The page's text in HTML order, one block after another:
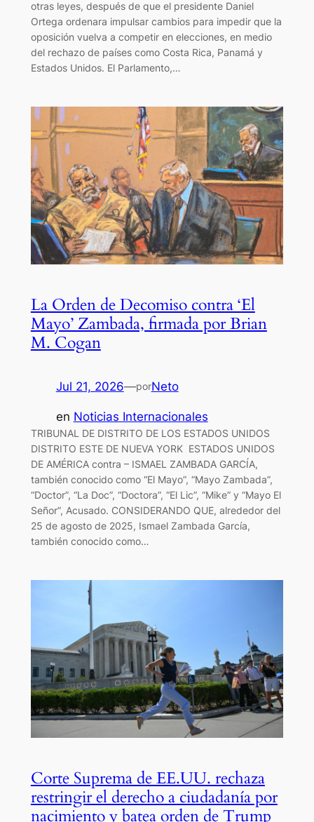
otras leyes, después de que el presidente Daniel
Ortega ordenara impulsar cambios para impedir que la
oposición vuelva a competir en elecciones, en medio
del rechazo de países como Costa Rica, Panamá y
Estados Unidos. El Parlamento,…
La Orden de Decomiso contra ‘El
Mayo’ Zambada, firmada por Brian
M. Cogan
Jul 21, 2026—porNeto
en Noticias Internacionales
TRIBUNAL DE DISTRITO DE LOS ESTADOS UNIDOS
DISTRITO ESTE DE NUEVA YORK ESTADOS UNIDOS
DE AMÉRICA contra – ISMAEL ZAMBADA GARCÍA,
también conocido como “El Mayo”, “Mayo Zambada”,
“Doctor”, “La Doc”, “Doctora”, “El Lic”, “Mike” y “Mayo El
Señor”, Acusado. CONSIDERANDO QUE, alrededor del
25 de agosto de 2025, Ismael Zambada García,
también conocido como…
Corte Suprema de EE.UU. rechaza
restringir el derecho a ciudadanía por
nacimiento y batea orden de Trump